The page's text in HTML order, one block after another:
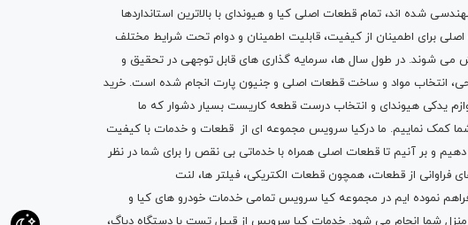
شده اند، تمام قطعات اصلی کیا و هیوندای با بالاترین استانداردها
برای اطمینان از کیفیت، قابلیت اطمینان و دوام تحت شرایط مختلف
شوند. در طول سال ها، سرمایه گذاری های قابل توجهی در تحقیق و
انتخاب مواد و ساخت قطعات اصلی و جنیون پارت انجام شده است. خرید
یدکی هیوندای و انتخاب درست قطعه کاریست بسیار دشوار که ما
کمک نماییم. ما درکیا سرویس مجموعه ای از قطعات و خدمات با کیفیت
دهیم و بر آنیم تا قطعات اصلی همراه با خدماتی بی نقص را برای شما در نظر
فراوانی از قطعات، همچون قطعات الکتریکی، فیلتر ها، لنت
فراهم نموده ایم در مجموعه کیا سرویس تمامی خدمات خودرو های کیا و
شما انجام می شود. خدمات کیا سرویس از قبیل تست با دستگاه دیاگ،